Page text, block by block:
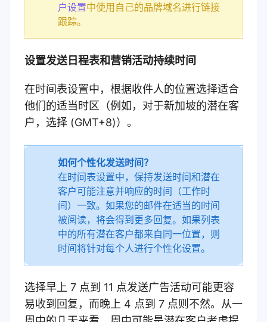
户设置中使用自己的品牌域名进行链接
跟踪。
设置发送日程表和营销活动持续时间
在时间表设置中，根据收件人的位置选择适合
他们的适当时区（例如，对于新加坡的潜在客
户，选择 (GMT+8)）。
如何个性化发送时间？
在时间表设置中， 保持发送时间和潜在
客户可能注意并响应的时间（工作时
间）一致。如果您的邮件在适当的时间
被阅读，将会得到更多回复。如果列表
中的所有潜在客户都来自同一位置，则
时间将针对每个人进行个性化设置。
选择早上 7 点到 11 点发送广告活动可能更容
易收到回复，而晚上 4 点到 7 点则不然。从一